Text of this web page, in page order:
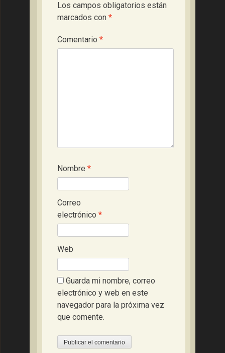
Los campos obligatorios están
marcados con *
Comentario *
Nombre *
Correo
electrónico *
Web
Guarda mi nombre, correo
electrónico y web en este
navegador para la próxima vez
que comente.